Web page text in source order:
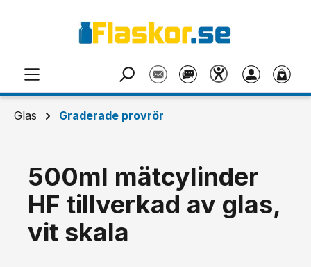
Glas Graderade provrör
500ml mätcylinder
HF tillverkad av glas,
vit skala